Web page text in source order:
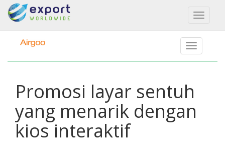
Toggle
Promosi layar sentuh
yang menarik dengan
kios interaktif